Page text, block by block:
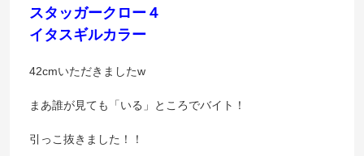
スタッガークロー４
イタスギルカラー
42cmいただきましたw
まあ誰が見ても「いる」ところでバイト！
引っこ抜きました！！